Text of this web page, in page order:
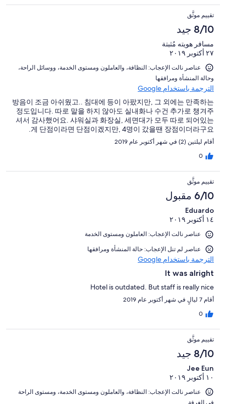
تقييم موثَّق
8/10 جيد
مسافر هويته مُثبتة
٢٧ أكتوبر ٢٠١٩
عناصر نالت الإعجاب: ⁦النظافة⁩، و⁦العاملون ومستوى الخدمة⁩، و⁦وسائل الراحة⁩،
و⁦حالة المنشأة ومرافقها⁩
الترجمة باستخدام Google
방음이 조금 아쉬웠고.. 침대에 등이 아팠지만, 그 외에는 만족하는
정도입니다. 따로 말을 하지 않아도 실내화나 수건 추가로 챙겨주
셔서 감사했어요. 샤워실과 화장실, 세면대가 모두 따로 되어있는
게 단점이라면 단점이겠지만, 4명이 갔을땐 장점이더라구요.
أقام ليلتين (2) في شهر أكتوبر عام 2019
0
تقييم موثَّق
6/10 مقبول
Eduardo
١٤ أكتوبر ٢٠١٩
عناصر نالت الإعجاب: العاملون ومستوى الخدمة
عناصر لم تنل الإعجاب: حالة المنشأة ومرافقها
الترجمة باستخدام Google
It was alright
Hotel is outdated. But staff is really nice
أقام 7 ليالٍ في شهر أكتوبر عام 2019
0
تقييم موثَّق
8/10 جيد
Jee Eun
١٠ أكتوبر ٢٠١٩
عناصر نالت الإعجاب: ⁦النظافة⁩، و⁦العاملون ومستوى الخدمة⁩، و⁦مستوى الراحة
في الغرفة⁩